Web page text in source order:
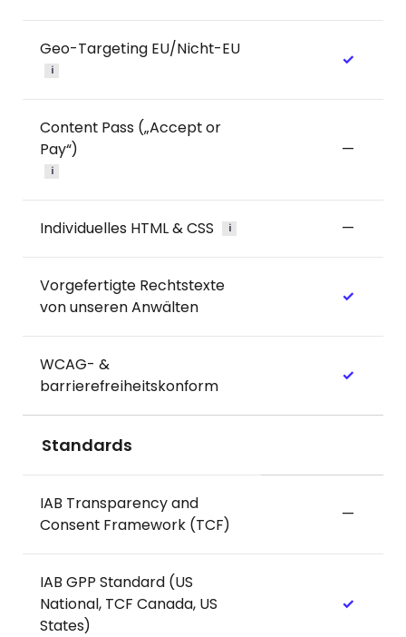
Geo-Targeting EU/Nicht-EU
i
✓
Content Pass („Accept or
Pay“)
i
—
Individuelles HTML & CSS i —
Vorgefertigte Rechtstexte
von unseren Anwälten
✓
WCAG- &
barrierefreiheitskonform
✓
Standards
IAB Transparency and
Consent Framework (TCF)
—
IAB GPP Standard (US
National, TCF Canada, US
States)
✓